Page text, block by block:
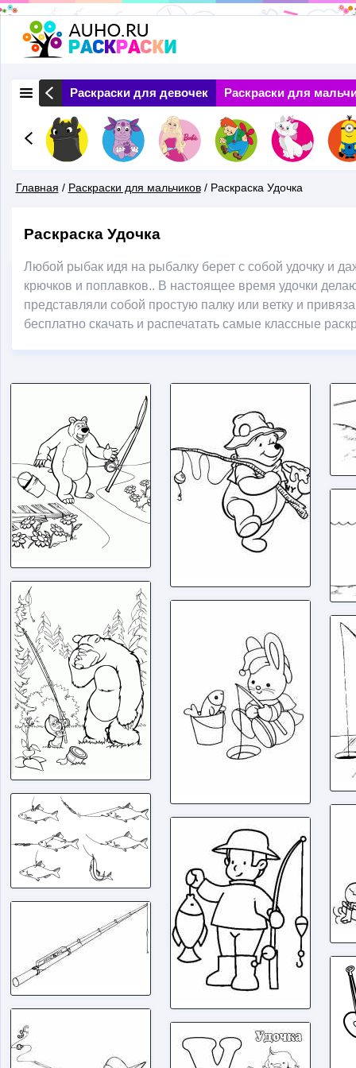
Перейти
к
основному
содержанию
Природа Раскраски для девочек Раскраски для
Здесь
Главная / Раскраски для мальчиков / Раскраска Удочка
Раскраска Удочка
Любой рыбак идя на рыбалку берет с собой удочку и
крючков и поплавков.. В настоящее время удочки
представляли собой простую палку или ветку и
бесплатно скачать и распечатать самые классные